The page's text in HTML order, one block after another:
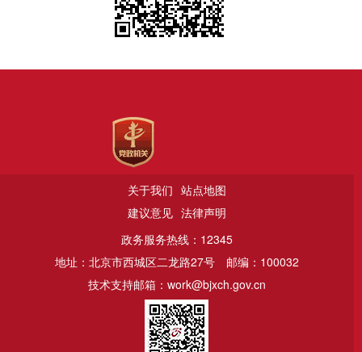
关于我们 站点地图
建议意见 法律声明
政务服务热线：12345
地址：北京市西城区二龙路27号
邮编：100032
技术支持邮箱：work@bjxch.gov.cn